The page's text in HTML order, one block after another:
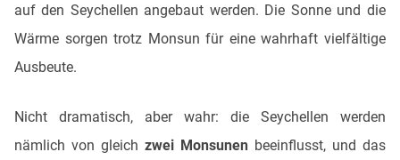
auf den Seychellen angebaut werden. Die Sonne und die
Wärme sorgen trotz Monsun für eine wahrhaft vielfältige
Ausbeute.
Nicht dramatisch, aber wahr: die Seychellen werden
nämlich von gleich zwei Monsunenbeeinflusst, und das